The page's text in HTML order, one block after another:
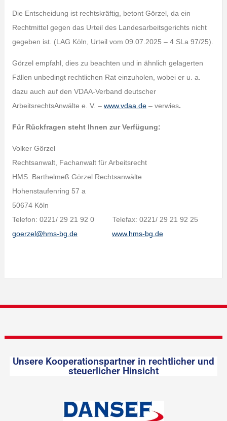
Die Entscheidung ist rechtskräftig, betont Görzel, da ein
Rechtmittel gegen das Urteil des Landesarbeitsgerichts nicht
gegeben ist. (LAG Köln, Urteil vom 09.07.2025 – 4 SLa 97/25).
Görzel empfahl, dies zu beachten und in ähnlich gelagerten
Fällen unbedingt rechtlichen Rat einzuholen, wobei er u. a.
dazu auch auf den VDAA-Verband deutscher
ArbeitsrechtsAnwälte e. V. – www.vdaa.de– verwies.
Für Rückfragen steht Ihnen zur Verfügung:
Volker Görzel
Rechtsanwalt, Fachanwalt für Arbeitsrecht
HMS. Barthelmeß Görzel Rechtsanwälte
Hohenstaufenring 57 a
50674 Köln
Telefon: 0221/ 29 21 92 0 Telefax: 0221/ 29 21 92 25
goerzel@hms-bg.de
www.hms-bg.de
Unsere Kooperationspartner in rechtlicher und
steuerlicher Hinsicht